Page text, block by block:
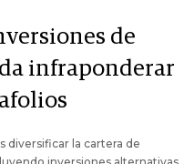
de
infraponderar
diversificar la cartera de